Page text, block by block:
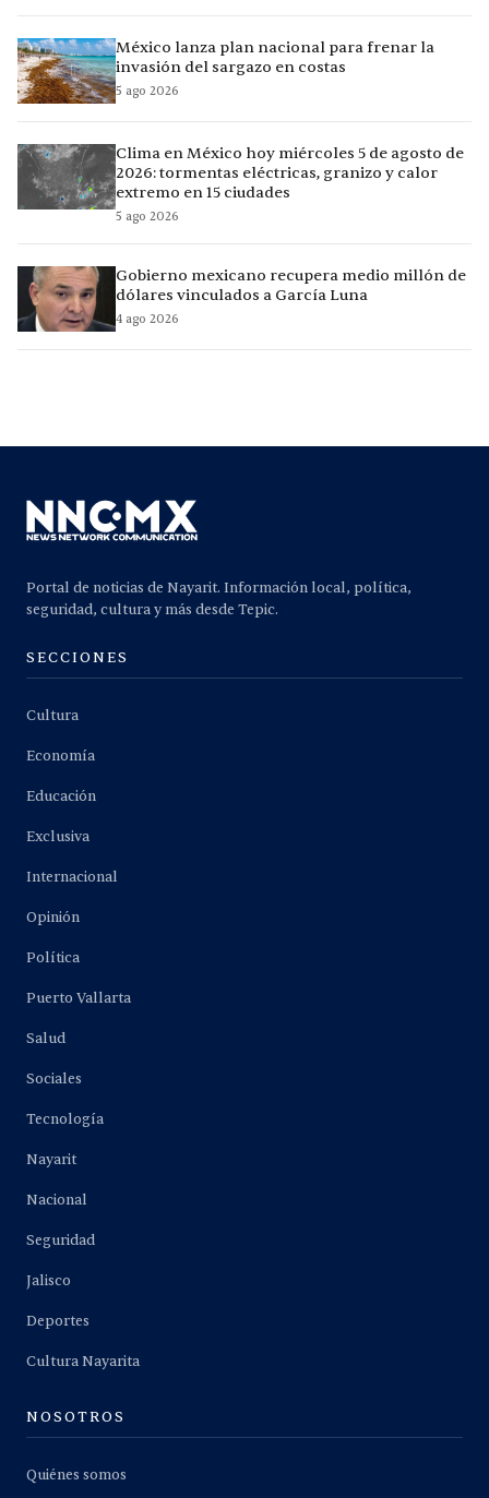
México lanza plan nacional para frenar la
invasión del sargazo en costas
5 ago 2026
Clima en México hoy miércoles 5 de agosto de
2026: tormentas eléctricas, granizo y calor
extremo en 15 ciudades
5 ago 2026
Gobierno mexicano recupera medio millón de
dólares vinculados a García Luna
4 ago 2026
Portal de noticias de Nayarit. Información local, política,
seguridad, cultura y más desde Tepic.
SECCIONES
Cultura
Economía
Educación
Exclusiva
Internacional
Opinión
Política
Puerto Vallarta
Salud
Sociales
Tecnología
Nayarit
Nacional
Seguridad
Jalisco
Deportes
Cultura Nayarita
NOSOTROS
Quiénes somos